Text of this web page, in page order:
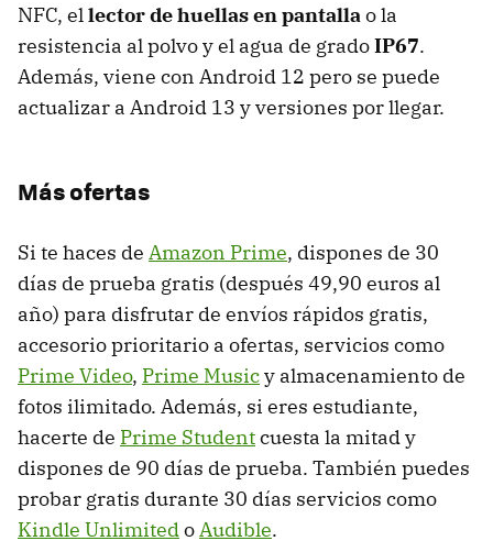
NFC, ellector de huellas en pantallao la
resistencia al polvo y el agua de gradoIP67.
Además, viene con Android 12 pero se puede
actualizar a Android 13 y versiones por llegar.
Más ofertas
Si te haces de Amazon Prime, dispones de 30
días de prueba gratis (después 49,90 euros al
año) para disfrutar de envíos rápidos gratis,
accesorio prioritario a ofertas, servicios como
Prime Video, Prime Musicy almacenamiento de
fotos ilimitado. Además, si eres estudiante,
hacerte de Prime Studentcuesta la mitad y
dispones de 90 días de prueba. También puedes
probar gratis durante 30 días servicios como
Kindle UnlimitedoAudible.